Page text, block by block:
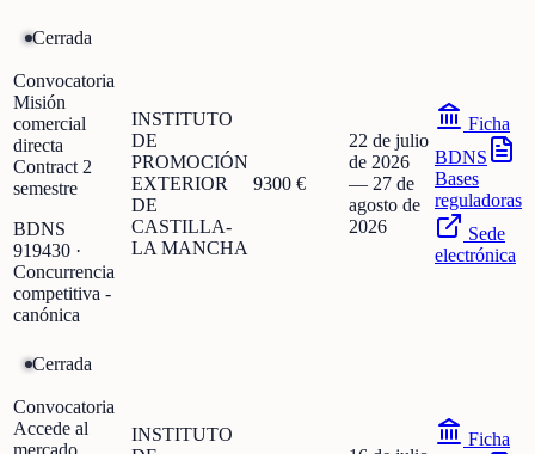
Cerrada
Convocatoria
Misión
comercial
directa
Contract 2
semestre
BDNS
919430 ·
Concurrencia
competitiva -
canónica
INSTITUTO
DE
PROMOCIÓN
EXTERIOR
DE
CASTILLA-
LA MANCHA
9300 €
22 de julio
de 2026
— 27 de
agosto de
2026
Ficha
BDNS
Bases
reguladoras
Sede
electrónica
Cerrada
Convocatoria
Accede al
mercado
INSTITUTO
Ficha